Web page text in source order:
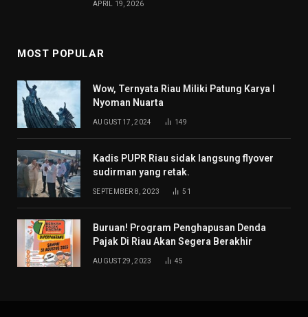
APRIL 19, 2026
MOST POPULAR
Wow, Ternyata Riau Miliki Patung Karya I
Nyoman Nuarta
AUGUST 17, 2024 149
Kadis PUPR Riau sidak langsung flyover
sudirman yang retak.
SEPTEMBER 8, 2023 51
Buruan! Program Penghapusan Denda
Pajak Di Riau Akan Segera Berakhir
AUGUST 29, 2023 45